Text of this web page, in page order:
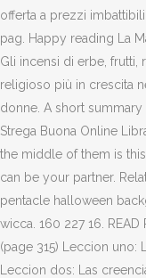
offerta a prezzi
pag. Happy reading La
Gli incensi di erbe, frutti,
religioso più in crescita
donne. A short
Strega Buona Online
the middle of them is
can be your partner.
pentacle halloween
wicca. 160 227 16.
(page 315) Leccion uno:
Leccion dos: Las